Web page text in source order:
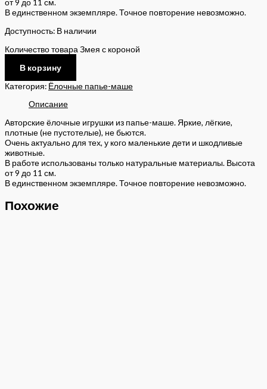
от 9 до 11 см.
В единственном экземпляре. Точное повторение невозможно.
Доступность: В наличии
Количество товара Змея с короной
В корзину
Категория: Ёлочные папье-маше
Описание
Авторские ёлочные игрушки из папье-маше. Яркие, лёгкие,
плотные (не пустотелые), не бьются.
Очень актуально для тех, у кого маленькие дети и шкодливые
животные.
В работе использованы только натуральные материалы. Высота
от 9 до 11 см.
В единственном экземпляре. Точное повторение невозможно.
Похожие